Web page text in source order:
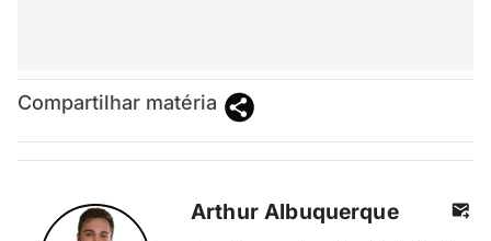
Compartilhar matéria
Arthur Albuquerque